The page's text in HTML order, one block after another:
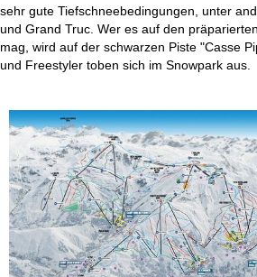
sehr gute Tiefschneebedingungen, unter
und Grand Truc. Wer es auf den
mag, wird auf der schwarzen Piste "Casse
und Freestyler toben sich im Snowpark aus.